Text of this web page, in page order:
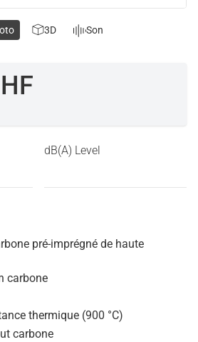
dB(A) Level
pré-imprégné de haute
carbone
thermique (900 °C)
carbone
3D Son